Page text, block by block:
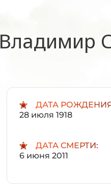
Владимир
ДАТА
28 июля 1918
ДАТА СМЕРТИ:
6 июня 2011